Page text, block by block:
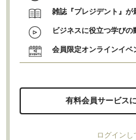
雑誌『プレジデント』が
ビジネスに役立つ学びの
会員限定オンラインイベ
有料会員サービス
ログイン